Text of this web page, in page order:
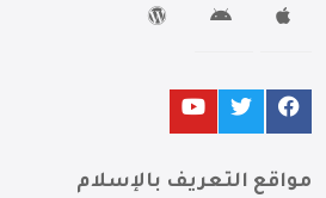
مواقع التعريف بالإسلام